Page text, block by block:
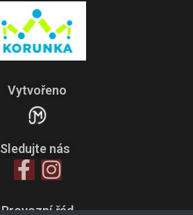
Vytvořeno
Sledujte nás
Provozní řád